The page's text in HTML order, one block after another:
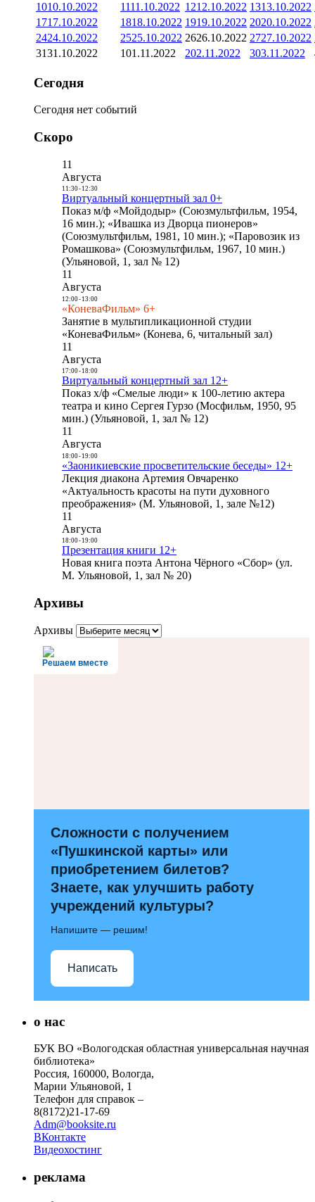
1010.10.2022 1111.10.2022 1212.10.2022 1313.10.2022
1717.10.2022 1818.10.2022 1919.10.2022 2020.10.2022
2424.10.2022 2525.10.2022 2626.10.2022 2727.10.2022
3131.10.2022 101.11.2022 202.11.2022 303.11.2022
Сегодня
Сегодня нет событий
Скоро
11
Августа
11:30- 12:30
Виртуальный концертный зал 0+
Показ м/ф «Мойдодыр» (Союзмультфильм, 1954,
16 мин.); «Ивашка из Дворца пионеров»
(Союзмультфильм, 1981, 10 мин.); «Паровозик из
Ромашкова» (Союзмультфильм, 1967, 10 мин.)
(Ульяновой, 1, зал № 12)
11
Августа
12:00- 13:00
«КоневаФильм» 6+
Занятие в мультипликационной студии
«КоневаФильм» (Конева, 6, читальный зал)
11
Августа
17:00- 18:00
Виртуальный концертный зал 12+
Показ х/ф «Смелые люди» к 100-летию актера
театра и кино Сергея Гурзо (Мосфильм, 1950, 95
мин.) (Ульяновой, 1, зал № 12)
11
Августа
18:00- 19:00
«Заоникиевские просветительские беседы» 12+
Лекция диакона Артемия Овчаренко
«Актуальность красоты на пути духовного
преображения» (М. Ульяновой, 1, зале №12)
11
Августа
18:00- 19:00
Презентация книги 12+
Новая книга поэта Антона Чёрного «Сбор» (ул.
М. Ульяновой, 1, зал № 20)
Архивы
Архивы
Решаем вместе
Сложности с получением
«Пушкинской карты» или
приобретением билетов?
Знаете, как улучшить работу
учреждений культуры?
Напишите — решим!
Написать
о нас
БУК ВО «Вологодская областная универсальная научная
библиотека»
Россия, 160000, Вологда,
Марии Ульяновой, 1
Телефон для справок –
8(8172)21-17-69
Adm@booksite.ru
ВКонтакте
Видеохостинг
реклама